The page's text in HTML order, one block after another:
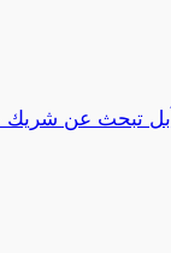
آبل تبحث عن شريك